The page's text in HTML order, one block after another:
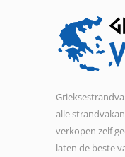
alle
verkopen zelf
laten de beste